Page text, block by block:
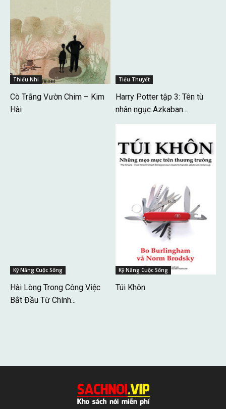
Thiếu Nhi
Cò Trắng Vườn Chim – Kim
Hài
Tiểu Thuyết
Harry Potter tập 3: Tên tù
nhân ngục Azkaban...
Kỹ Năng Cuộc Sống
Hài Lòng Trong Công Việc
Bắt Đầu Từ Chính...
Kỹ Năng Cuộc Sống
Túi Khôn